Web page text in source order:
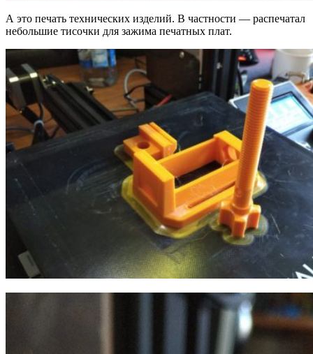
А это печать технических изделий. В частности — распечатал
небольшие тисочки для зажима печатных плат.